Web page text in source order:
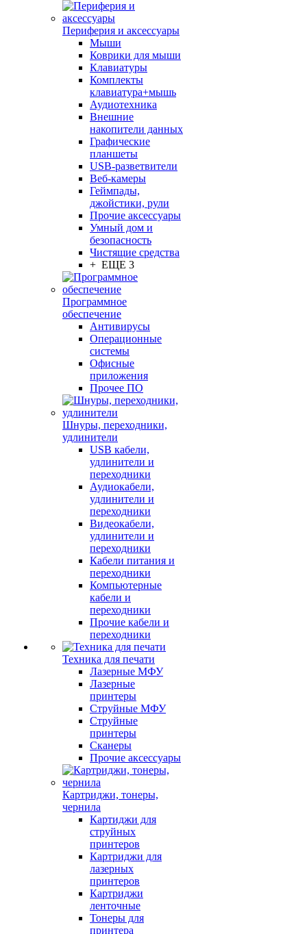
Периферия и аксессуары
Мыши
Коврики для мыши
Клавиатуры
Комплекты
клавиатура+мышь
Аудиотехника
Внешние
накопители данных
Графические
планшеты
USB-разветвители
Веб-камеры
Геймпады,
джойстики, рули
Прочие аксессуары
Умный дом и
безопасность
Чистящие средства
+ ЕЩЕ 3
Программное
обеспечение
Антивирусы
Операционные
системы
Офисные
приложения
Прочее ПО
Шнуры, переходники,
удлинители
USB кабели,
удлинители и
переходники
Аудиокабели,
удлинители и
переходники
Видеокабели,
удлинители и
переходники
Кабели питания и
переходники
Компьютерные
кабели и
переходники
Прочие кабели и
переходники
Техника для печати
Лазерные МФУ
Лазерные
принтеры
Струйные МФУ
Струйные
принтеры
Сканеры
Прочие аксессуары
Картриджи, тонеры,
чернила
Картиджи для
струйных
принтеров
Картриджи для
лазерных
принтеров
Картриджи
ленточные
Тонеры для
принтера